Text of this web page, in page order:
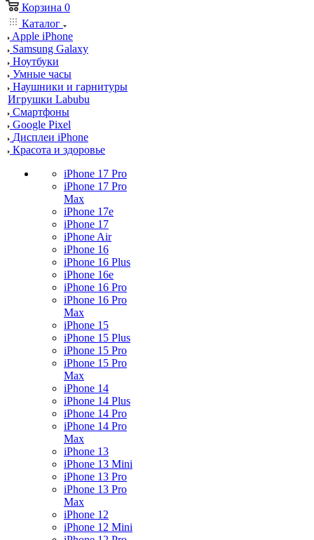
Корзина 0
Каталог
Apple iPhone
Samsung Galaxy
Ноутбуки
Умные часы
Наушники и гарнитуры
Игрушки Labubu
Смартфоны
Google Pixel
Дисплеи iPhone
Красота и здоровье
iPhone 17 Pro
iPhone 17 Pro
Max
iPhone 17e
iPhone 17
iPhone Air
iPhone 16
iPhone 16 Plus
iPhone 16e
iPhone 16 Pro
iPhone 16 Pro
Max
iPhone 15
iPhone 15 Plus
iPhone 15 Pro
iPhone 15 Pro
Max
iPhone 14
iPhone 14 Plus
iPhone 14 Pro
iPhone 14 Pro
Max
iPhone 13
iPhone 13 Mini
iPhone 13 Pro
iPhone 13 Pro
Max
iPhone 12
iPhone 12 Mini